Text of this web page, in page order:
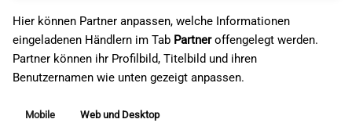
Hier können Partner anpassen, welche Informationen
eingeladenen Händlern im Tab Partneroffengelegt werden.
Partner können ihr Profilbild, Titelbild und ihren
Benutzernamen wie unten gezeigt anpassen.
Mobile Web und Desktop